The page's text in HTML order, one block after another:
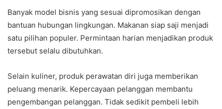
Banyak model bisnis yang sesuai dipromosikan dengan
bantuan hubungan lingkungan. Makanan siap saji menjadi
satu pilihan populer. Permintaan harian menjadikan produk
tersebut selalu dibutuhkan.
Selain kuliner, produk perawatan diri juga memberikan
peluang menarik. Kepercayaan pelanggan membantu
pengembangan pelanggan. Tidak sedikit pembeli lebih